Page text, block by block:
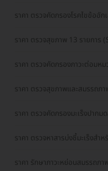
ราคา ตรวจคัดกรองโรคไขข้ออัก
ราคา ตรวจสุขภาพ 13 รายการ
ราคา ตรวจคัดกรองภาวะต่อมห
ราคา ตรวจสุขภาพและสมรรถภ
ราคา ตรวจคัดกรองมะเร็งปากม
ราคา ตรวจหาสารบ่งชี้มะเร็งสำ
ราคา รักษาภาวะหย่อนสมรรถภ